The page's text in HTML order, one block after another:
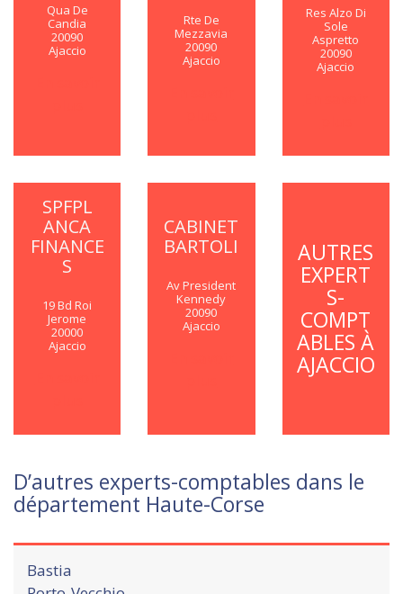
Qua De
Candia
20090
Ajaccio
Rte De
Mezzavia
20090
Ajaccio
Res Alzo Di
Sole
Aspretto
20090
Ajaccio
SPFPL
ANCA
FINANCE
S
19 Bd Roi
Jerome
20000
Ajaccio
CABINET
BARTOLI
Av President
Kennedy
20090
Ajaccio
AUTRES
EXPERT
S-
COMPT
ABLES À
AJACCIO
D’autres experts-comptables dans le
département Haute-Corse
Bastia